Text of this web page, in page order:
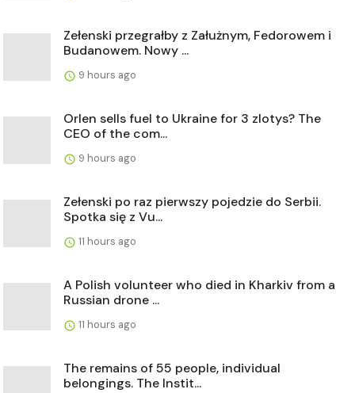
Zełenski przegrałby z Załużnym, Fedorowem i
Budanowem. Nowy ...
9 hours ago
Orlen sells fuel to Ukraine for 3 zlotys? The
CEO of the com...
9 hours ago
Zełenski po raz pierwszy pojedzie do Serbii.
Spotka się z Vu...
11 hours ago
A Polish volunteer who died in Kharkiv from a
Russian drone ...
11 hours ago
The remains of 55 people, individual
belongings. The Instit...